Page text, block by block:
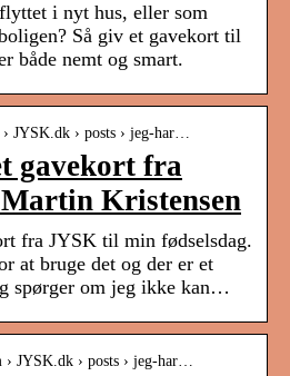
i nyt hus, eller som
Så giv et gavekort til
både nemt og smart.
JYSK.dk › posts › jeg-har…
gavekort fra
Kristensen
fra JYSK til min fødselsdag.
at bruge det og der er et
spørger om jeg ikke kan…
JYSK.dk › posts › jeg-har…